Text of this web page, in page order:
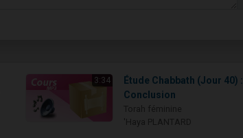
3:34
Étude Chabbath (Jour 40) :
Conclusion